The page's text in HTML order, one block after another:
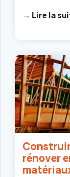
→ Lire la
rénover